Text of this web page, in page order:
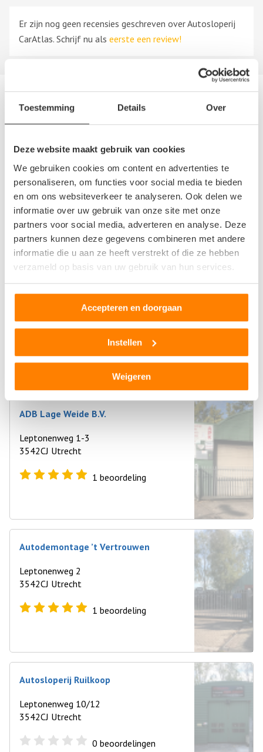
Toestemming Details Over
Deze website maakt gebruik van cookies
We gebruiken cookies om content en advertenties te
personaliseren, om functies voor social media te bieden
en om ons websiteverkeer te analyseren. Ook delen we
informatie over uw gebruik van onze site met onze
partners voor social media, adverteren en analyse. Deze
partners kunnen deze gegevens combineren met andere
informatie die u aan ze heeft verstrekt of die ze hebben
verzameld op basis van uw gebruik van hun services.
Accepteren en doorgaan
Instellen
Weigeren
Er zijn nog geen recensies geschreven over Autosloperij
CarAtlas. Schrijf nu als eerste een review!
Andere autosloperijen in de buurt
Bent u op zoek naar een andere autosloperij, autosloop of
autodemontagebedrijf in de buurt van Autosloperij CarAtlas?
Utrecht. Deze bedrijven kunnen u helpen als u uw sloopauto
wilt verkopen of als u tweedehands of gebruikte auto
onderdelen wilt aanschaffen.
Sloopauto ophaalservice
Regio Utrecht
Gebruikte auto onderdelen
Onderdeel aanvragen
ADB Lage Weide B.V.
Leptonenweg 1-3
3542CJ Utrecht
1 beoordeling
Autodemontage ’t Vertrouwen
Leptonenweg 2
3542CJ Utrecht
1 beoordeling
Autosloperij Ruilkoop
Leptonenweg 10/12
3542CJ Utrecht
0 beoordelingen